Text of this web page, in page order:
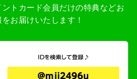
トカード会員だけの特典などお
お届けいたします！